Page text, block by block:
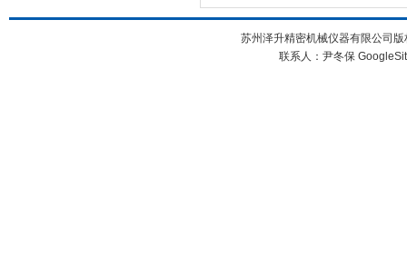
苏州泽升精密机械仪器有限公司
联系人：尹冬保